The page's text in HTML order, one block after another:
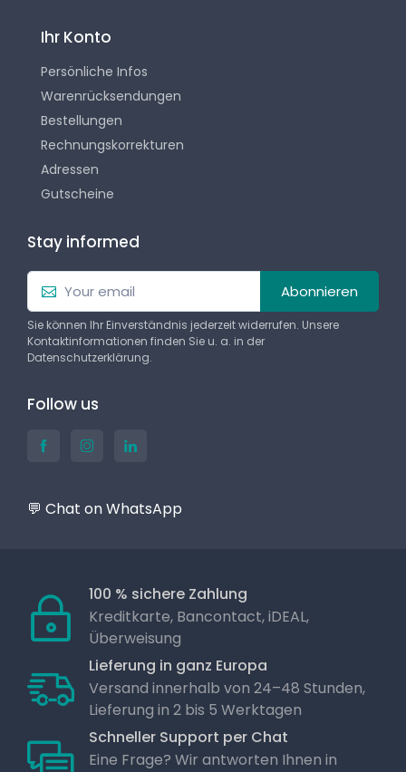
Ihr Konto
Persönliche Infos
Warenrücksendungen
Bestellungen
Rechnungskorrekturen
Adressen
Gutscheine
Stay informed
Abonnieren
Sie können Ihr Einverständnis jederzeit widerrufen. Unsere
Kontaktinformationen finden Sie u. a. in der
Datenschutzerklärung.
Follow us
💬 Chat on WhatsApp
100 % sichere Zahlung
Kreditkarte, Bancontact, iDEAL,
Überweisung
Lieferung in ganz Europa
Versand innerhalb von 24–48 Stunden,
Lieferung in 2 bis 5 Werktagen
Schneller Support per Chat
Eine Frage? Wir antworten Ihnen in